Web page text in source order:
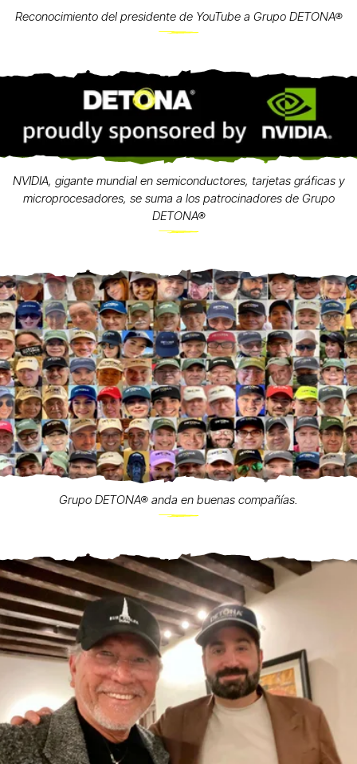
Reconocimiento del presidente de YouTube a Grupo DETONA®
NVIDIA, gigante mundial en semiconductores, tarjetas gráficas y
microprocesadores, se suma a los patrocinadores de Grupo
DETONA®
Grupo DETONA® anda en buenas compañías.